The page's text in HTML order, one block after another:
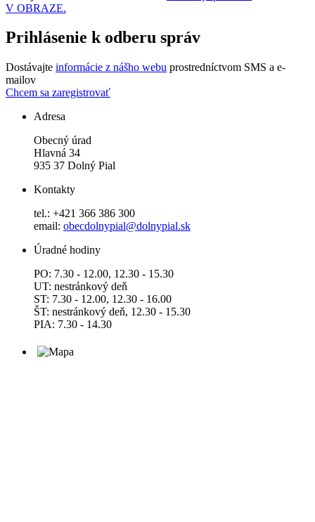
V OBRAZE.
Prihlásenie k odberu správ
Dostávajte informácie z nášho webu prostredníctvom SMS a e-
mailov
Chcem sa zaregistrovať
Adresa
Obecný úrad
Hlavná 34
935 37 Dolný Pial
Kontakty
tel.: +421 366 386 300
email: obecdolnypial@dolnypial.sk
Úradné hodiny
PO: 7.30 - 12.00, 12.30 - 15.30
UT: nestránkový deň
ST: 7.30 - 12.00, 12.30 - 16.00
ŠT: nestránkový deň, 12.30 - 15.30
PIA: 7.30 - 14.30